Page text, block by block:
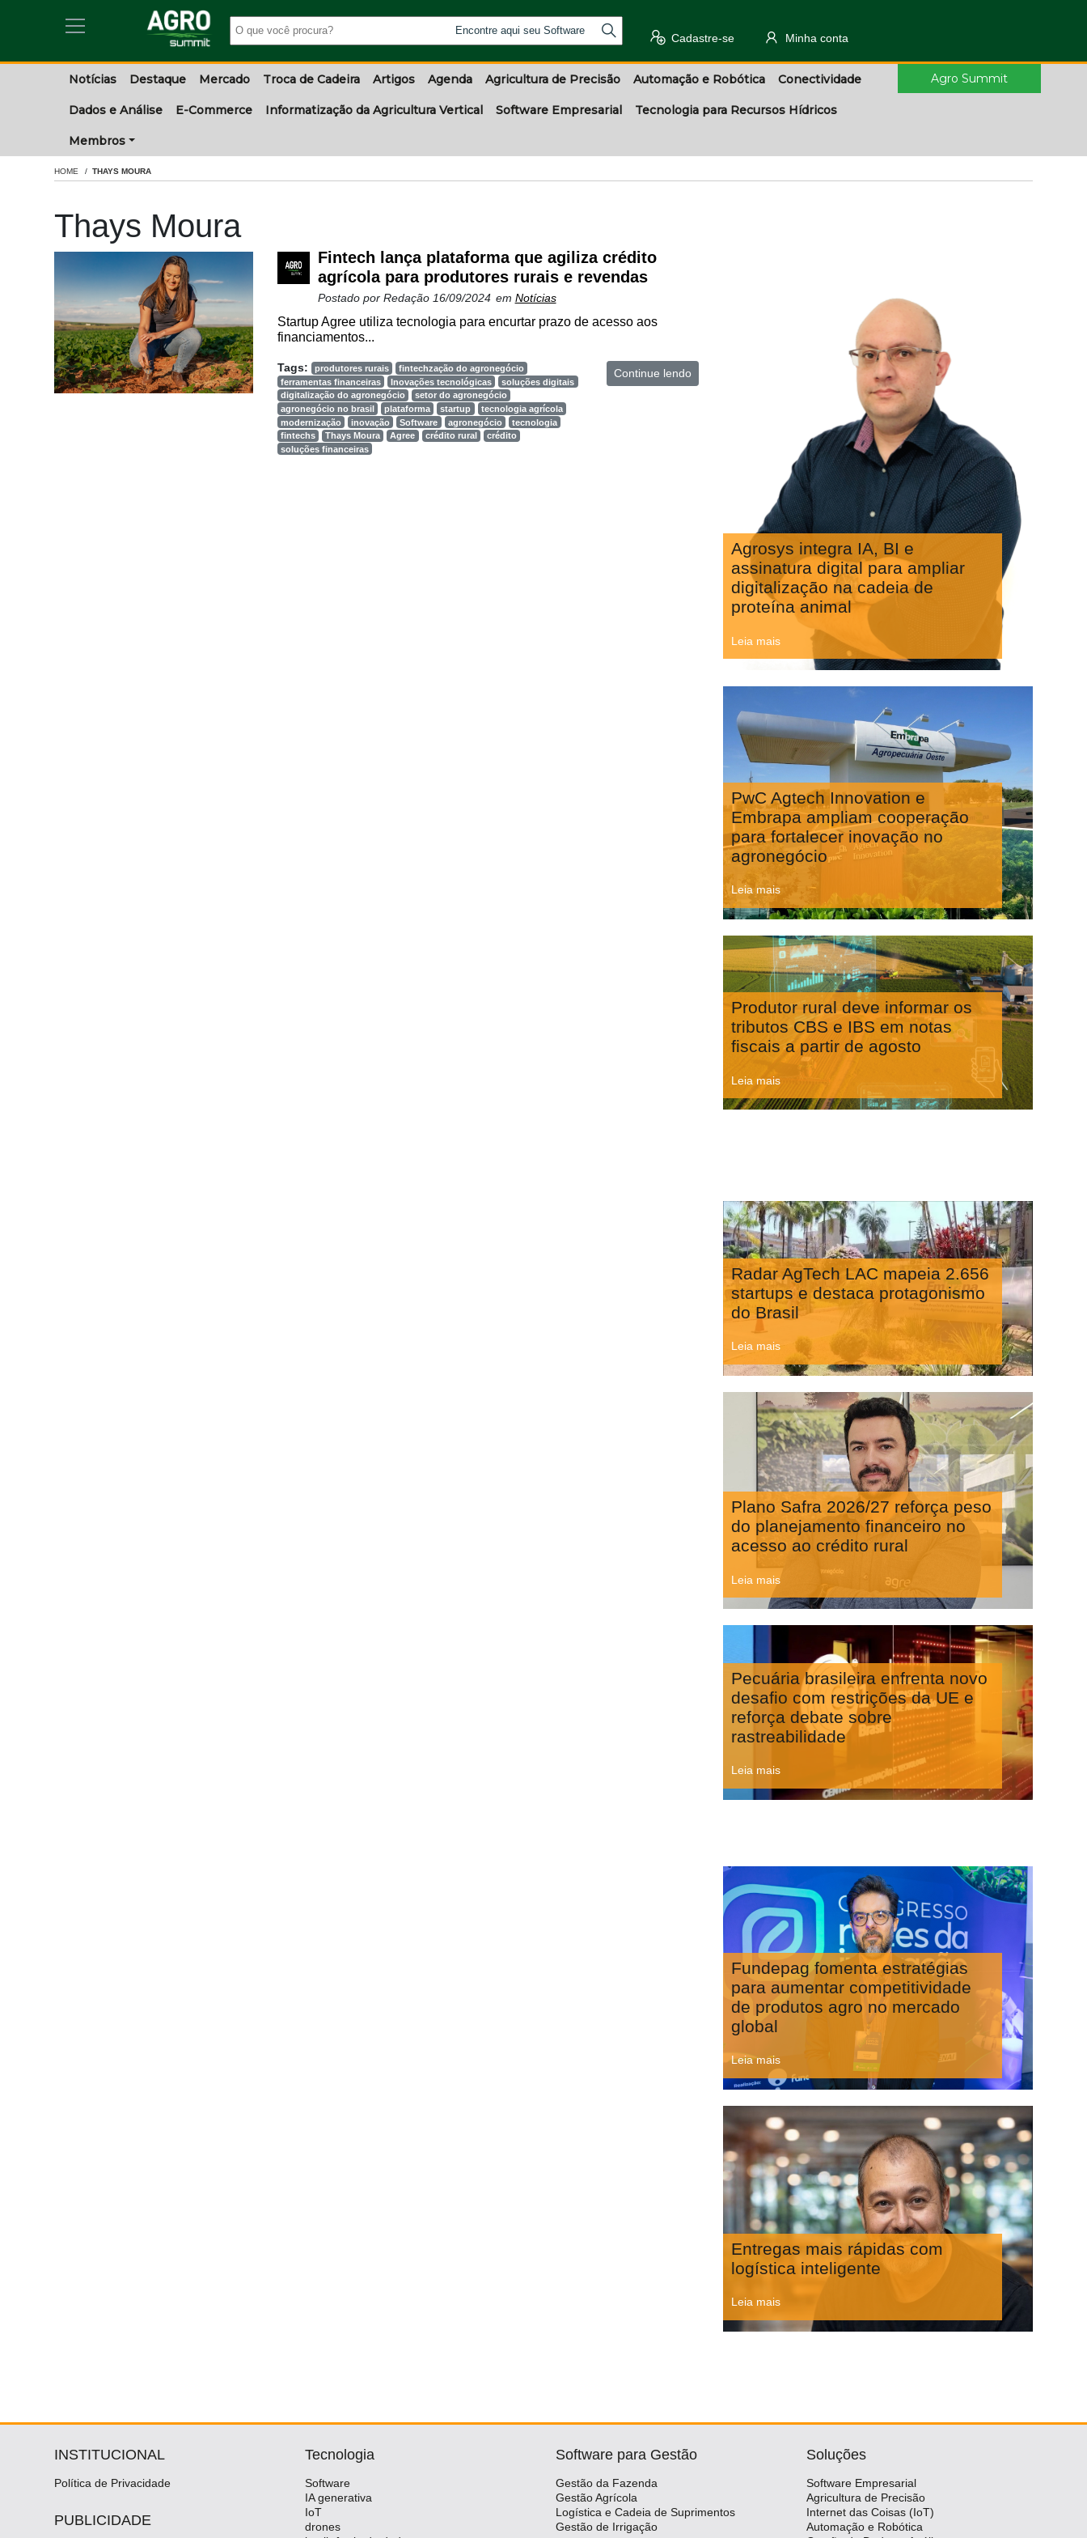
Encontre aqui seu Software
Cadastre-se Minha conta
Notícias Destaque Mercado Troca de Cadeira Artigos Agenda Agricultura de Precisão Automação e Robótica Conectividade
Dados e Análise E-Commerce Informatização da Agricultura Vertical Software Empresarial Tecnologia para Recursos Hídricos
Membros
Agro Summit
HOME THAYS MOURA
Thays Moura
Fintech lança plataforma que agiliza crédito
agrícola para produtores rurais e revendas
Postado por Redação 16/09/2024 em Notícias
Startup Agree utiliza tecnologia para encurtar prazo de acesso aos
financiamentos...
Tags: produtores rurais
fintechzação do agronegócio
ferramentas financeiras
Inovações tecnológicas
soluções digitais
digitalização do agronegócio
setor do agronegócio
agronegócio no brasil
plataforma startup
tecnologia agrícola
modernização
inovação Software agronegócio
tecnologia
fintechs
Thays Moura Agree crédito rural
crédito
soluções financeiras
Continue lendo
Agrosys integra IA, BI e
assinatura digital para ampliar
digitalização na cadeia de
proteína animal
Leia mais
PwC Agtech Innovation e
Embrapa ampliam cooperação
para fortalecer inovação no
agronegócio
Leia mais
Produtor rural deve informar os
tributos CBS e IBS em notas
fiscais a partir de agosto
Leia mais
Radar AgTech LAC mapeia 2.656
startups e destaca protagonismo
do Brasil
Leia mais
Plano Safra 2026/27 reforça peso
do planejamento financeiro no
acesso ao crédito rural
Leia mais
Pecuária brasileira enfrenta novo
desafio com restrições da UE e
reforça debate sobre
rastreabilidade
Leia mais
Fundepag fomenta estratégias
para aumentar competitividade
de produtos agro no mercado
global
Leia mais
Entregas mais rápidas com
logística inteligente
Leia mais
INSTITUCIONAL
Política de Privacidade
PUBLICIDADE
Tecnologia
Software
IA generativa
IoT
drones
Software para Gestão
Gestão da Fazenda
Gestão Agrícola
Logística e Cadeia de Suprimentos
Gestão de Irrigação
Soluções
Software Empresarial
Agricultura de Precisão
Internet das Coisas (IoT)
Automação e Robótica